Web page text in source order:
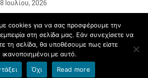
Ιουλίου, 2026
|Θέμα εμφάνισης: News Portal
|Δήλωση προσβασιμότητας
cookies για να σας προσφέρουμε την
στη σελίδα μας. Εάν συνεχίσετε να
τη σελίδα, θα υποθέσουμε πως είστε
ικανοποιημένοι με αυτό.
Όχι Read more